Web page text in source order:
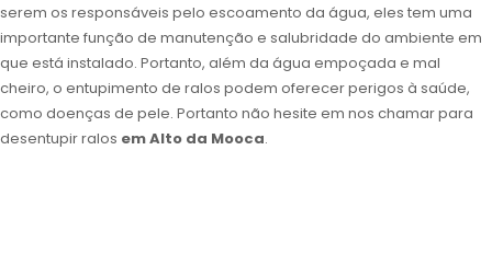
serem os responsáveis pelo escoamento da água, eles tem uma
importante função de manutenção e salubridade do ambiente em
que está instalado. Portanto, além da água empoçada e mal
cheiro, o entupimento de ralos podem oferecer perigos à saúde,
como doenças de pele. Portanto não hesite em nos chamar para
desentupir ralos em Alto da Mooca.